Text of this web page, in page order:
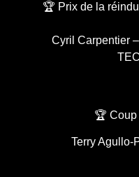
🏆 Prix de la
Cyril Carpentier
🏆 Coup
Terry Agullo-